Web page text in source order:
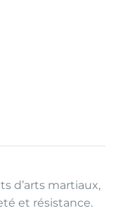
d’arts martiaux,
et résistance.